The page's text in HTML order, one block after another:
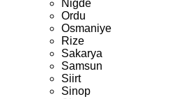
Niğde
Ordu
Osmaniye
Rize
Sakarya
Samsun
Siirt
Sinop